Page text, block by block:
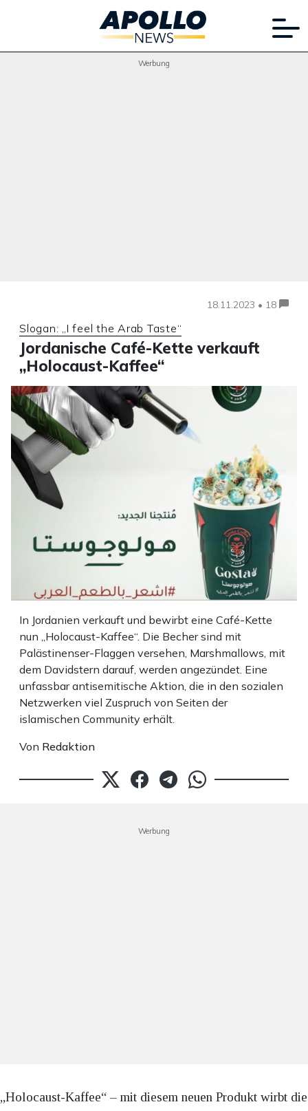
Werbung
18.11.2023 • 18
Slogan: „I feel the Arab Taste“
Jordanische Café-Kette verkauft
„Holocaust-Kaffee“
In Jordanien verkauft und bewirbt eine Café-Kette
nun „Holocaust-Kaffee“. Die Becher sind mit
Palästinenser-Flaggen versehen, Marshmallows, mit
dem Davidstern darauf, werden angezündet. Eine
unfassbar antisemitische Aktion, die in den sozialen
Netzwerken viel Zuspruch von Seiten der
islamischen Community erhält.
Von Redaktion
Werbung
„Holocaust-Kaffee“ – mit diesem neuen Produkt wirbt die